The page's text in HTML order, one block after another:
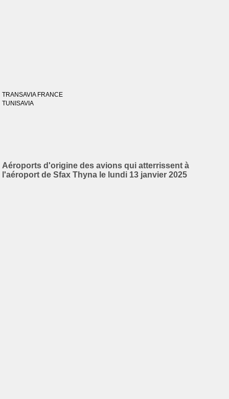
TRANSAVIA FRANCE
TUNISAVIA
Aéroports d'origine des avions qui atterrissent à
l'aéroport de Sfax Thyna le lundi 13 janvier 2025